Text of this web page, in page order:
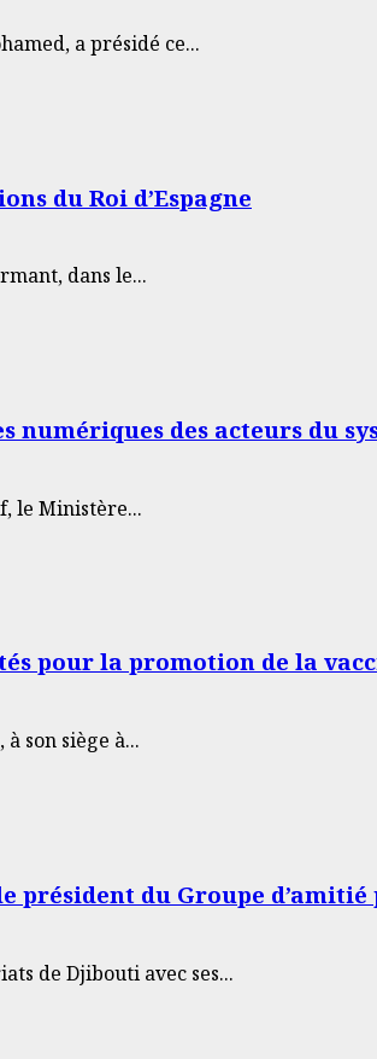
a présidé ce...
du Roi d’Espagne
dans le...
numériques des acteurs du
le Ministère...
pour la promotion de la
son siège à...
président du Groupe
de Djibouti avec ses...